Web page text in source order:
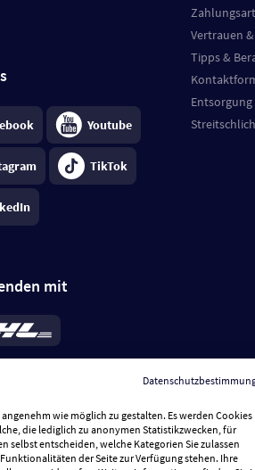
Youtube
TikTok
mit
€; bei Kühlware zzgl. 0,99 €
insgesamt 7,94 €. Lieferzeit3-
Vertrauen
Tipps &
wie möglich zu gestalten. Es werden Cookies
die lediglich zu anonymen Statistikzwecken, für
entscheiden, welche Kategorien Sie zulassen
der Seite zur Verfügung stehen. Ihre